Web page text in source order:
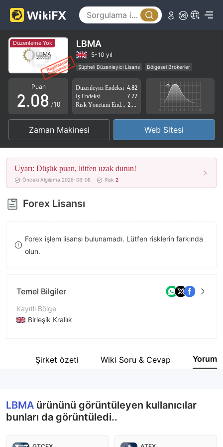
Düzenleme Yok LBMA
5-10 yıl
Şüpheli Düzenleyici Lisans
Bölgesel Brokerler
Yüksek düzeyde potansiyel risk
Puan
0
1
2
3
4
5
6
7
8
9
.0
1
2
3
4
5
6
7
8
4
5
6
7
8
9
/10
Düzenleyici Endeksi 4.82
İş Endeksi
7.77
Zaman Makinesi Web Sitesi
Uyarı: Düşük puan, lütfen uzak durun!
Önceki Algılama 2026-08-08 Risk 2
Forex Lisansı
Forex işlem lisansı bulunamadı. Lütfen risklerin farkında
olun.
Temel Bilgiler
Kayıtlı Bölge
Birleşik Krallık
Şirket AdıŞirket özeti Wiki Soru & Cevap Yorum
LBMA ürününü görüntüleyen kullanıcılar
bunları da görüntüledi..